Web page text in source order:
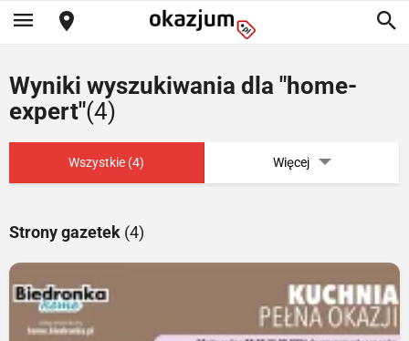
Wyniki wyszukiwania dla "home-
expert"(4)
Wszystkie (4) Więcej
Strony gazetek (4)